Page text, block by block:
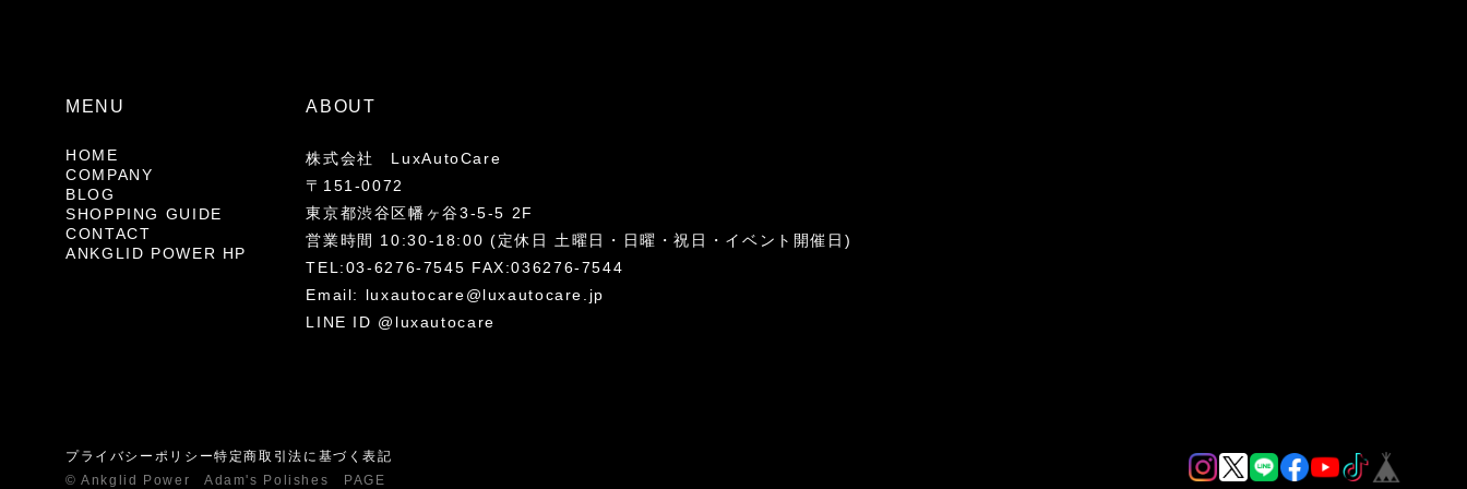
ABOUT
株式会社 LuxAutoCare
〒151-0072
東京都渋谷区幡ヶ谷3-5-5 2F
営業時間 10:30-18:00 (定休日 土曜日・日曜・祝日・イベント開催日)
TEL:03-6276-7545 FAX:036276-7544
Email: luxautocare@luxautocare.jp
LINE ID @luxautocare
MENU
HOME
COMPANY
BLOG
SHOPPING GUIDE
CONTACT
ANKGLID POWER HP
プライバシーポリシー特定商取引法に基づく表記
© Ankglid Power Adam's Polishes PAGE